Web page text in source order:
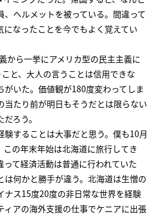
、ヘルメットを被っている。間違って
なったことを今でもよく覚えてい
から一挙にアメリカ型の民主主義に
と、大人の言うことは信用できな
がいた。価値観が180度変わってしま
当たり前が明日もそうだとは限らない
ろう。
することは大事だと思う。僕も10月
の年末年始は北海道に旅行してき
て経済活動は普通に行われていた
は何かと勝手が違う。北海道は生憎の
ナス15度20度の非日常な世界を経験
ィアの海外支援の仕事でケニアに出張